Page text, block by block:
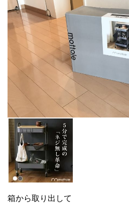
箱から取り出して